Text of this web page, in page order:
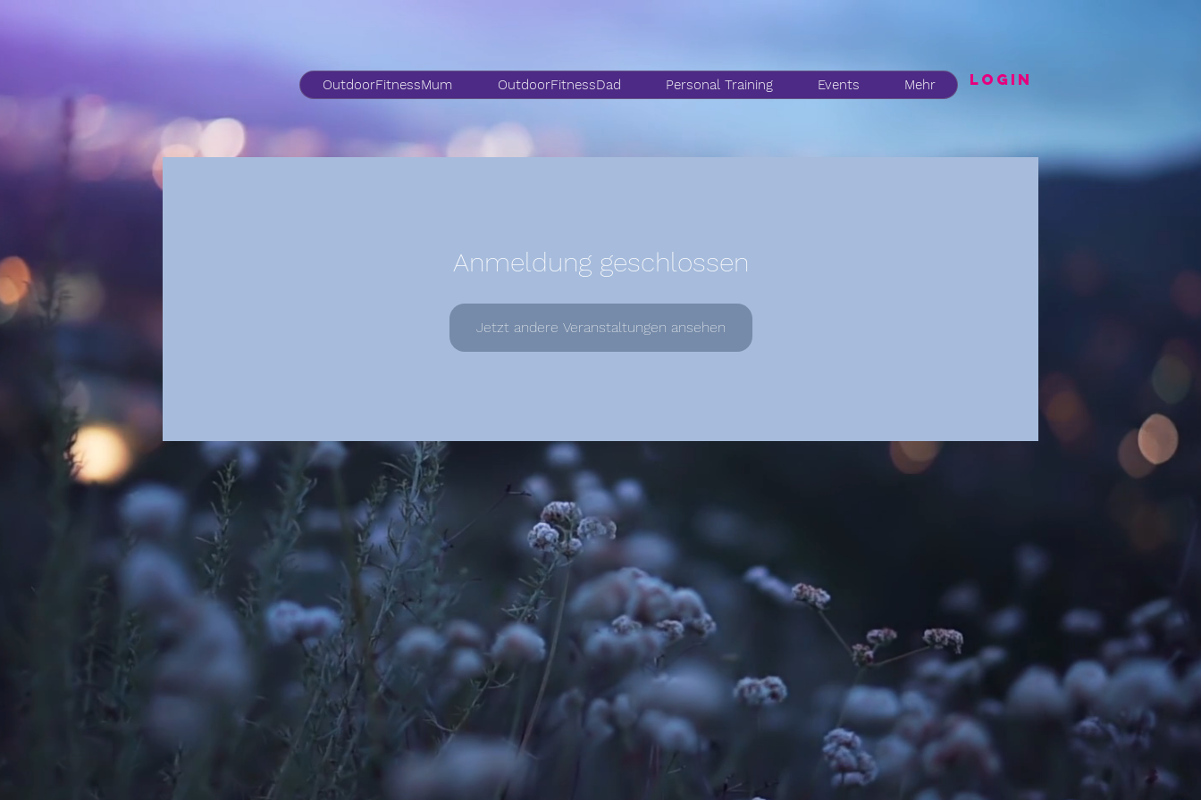
OutdoorFitnessMum OutdoorFitnessDad Personal Training Events Mehr LogIN
Anmeldung geschlossen
Jetzt andere Veranstaltungen ansehen